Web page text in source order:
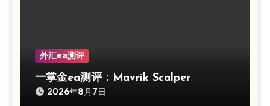
外汇ea测评
一掌金ea测评：Mavrik Scalper
2026年8月7日